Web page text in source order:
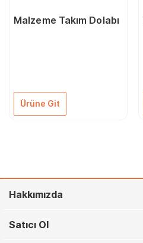
Malzeme Takım Dolabı
Ürüne Git
Hakkımızda
Satıcı Ol